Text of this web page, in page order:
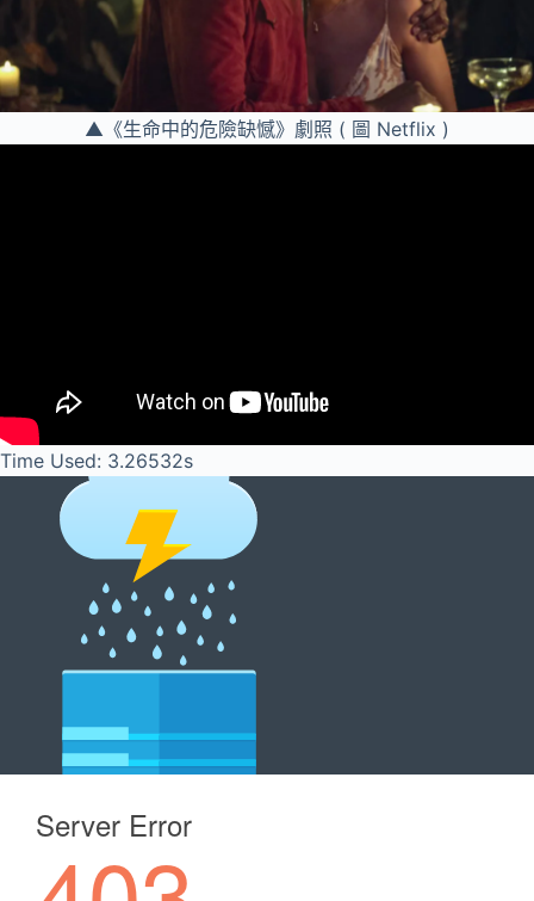
▲《生命中的危險缺憾》劇照 ( 圖 Netflix )
Time Used: 3.26532s